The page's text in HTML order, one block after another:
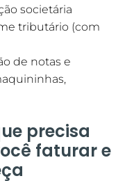
societária
tributário (com
de notas e
precisa
faturar e